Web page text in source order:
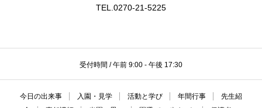
TEL.0270-21-5225
受付時間 / 午前 9:00 - 午後 17:30
今日の出来事 入園・見学 活動と学び 年間行事
先生紹